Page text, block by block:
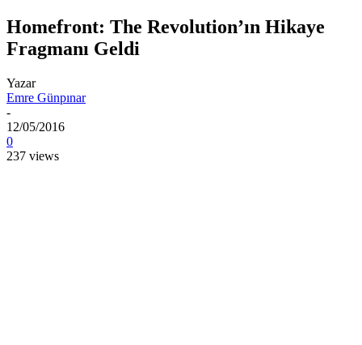
Homefront: The Revolution’ın Hikaye
Fragmanı Geldi
Yazar
Emre Günpınar
-
12/05/2016
0
237 views